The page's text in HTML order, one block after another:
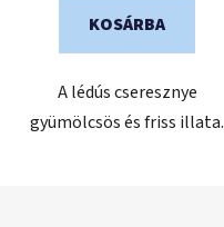
KOSÁRBA
A lédús cseresznye
gyümölcsös és friss illata.